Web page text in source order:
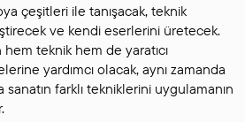
çeşitleri ile tanışacak, teknik
ve kendi eserlerini üretecek.
teknik hem de yaratıcı
yardımcı olacak, aynı zamanda
farklı tekniklerini uygulamanın